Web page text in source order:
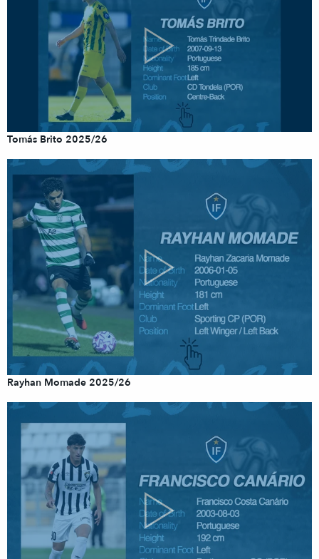
Tomás Brito 2025/26
Rayhan Momade 2025/26